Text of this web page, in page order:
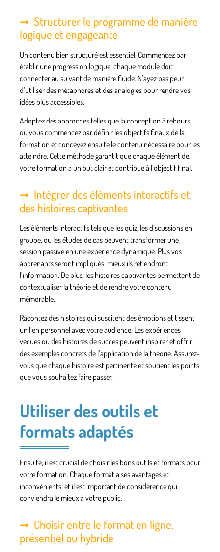
Structurer le programme de manière
logique et engageante
Un contenu bien structuré est essentiel. Commencez par
établir une progression logique, chaque module doit
connecter au suivant de manière fluide. N’ayez pas peur
d’utiliser des métaphores et des analogies pour rendre vos
idées plus accessibles.
Adoptez des approches telles que la conception à rebours,
où vous commencez par définir les objectifs finaux de la
formation et concevez ensuite le contenu nécessaire pour les
atteindre. Cette méthode garantit que chaque élément de
votre formation a un but clair et contribue à l’objectif final.
Intégrer des éléments interactifs et
des histoires captivantes
Les éléments interactifs tels que les quiz, les discussions en
groupe, ou les études de cas peuvent transformer une
session passive en une expérience dynamique. Plus vos
apprenants seront impliqués, mieux ils retiendront
l’information. De plus, les histoires captivantes permettent de
contextualiser la théorie et de rendre votre contenu
mémorable.
Racontez des histoires qui suscitent des émotions et tissent
un lien personnel avec votre audience. Les expériences
vécues ou des histoires de succès peuvent inspirer et offrir
des exemples concrets de l’application de la théorie. Assurez-
vous que chaque histoire est pertinente et soutient les points
que vous souhaitez faire passer.
Utiliser des outils et
formats adaptés
Ensuite, il est crucial de choisir les bons outils et formats pour
votre formation. Chaque format a ses avantages et
inconvénients, et il est important de considérer ce qui
conviendra le mieux à votre public.
Choisir entre le format en ligne,
présentiel ou hybride